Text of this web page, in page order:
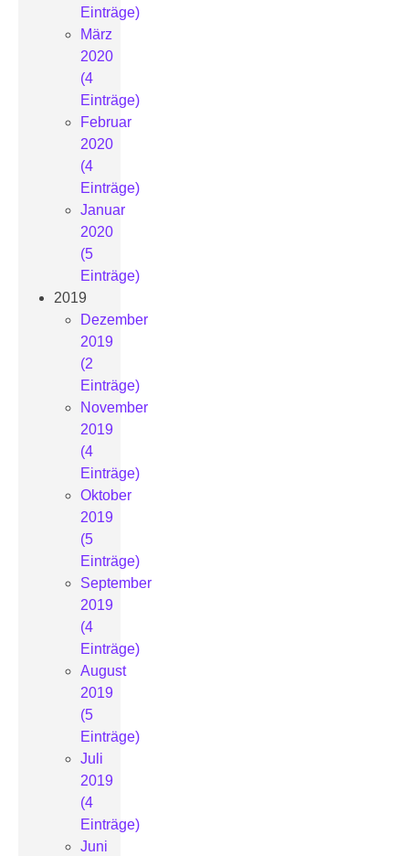
Einträge)
März
2020
(4
Einträge)
Februar
2020
(4
Einträge)
Januar
2020
(5
Einträge)
2019
Dezember
2019
(2
Einträge)
November
2019
(4
Einträge)
Oktober
2019
(5
Einträge)
September
2019
(4
Einträge)
August
2019
(5
Einträge)
Juli
2019
(4
Einträge)
Juni